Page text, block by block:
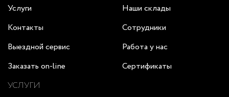
Услуги
Контакты
Выездной сервис
Заказать on-line
Наши склады
Сотрудники
Работа у нас
Сертификаты
УСЛУГИ